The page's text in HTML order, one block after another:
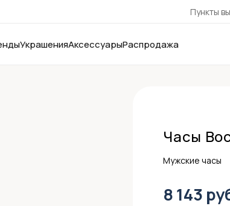
Пункты
УкрашенияАксессуарыРаспродажа
Часы
Мужские часы
8 143